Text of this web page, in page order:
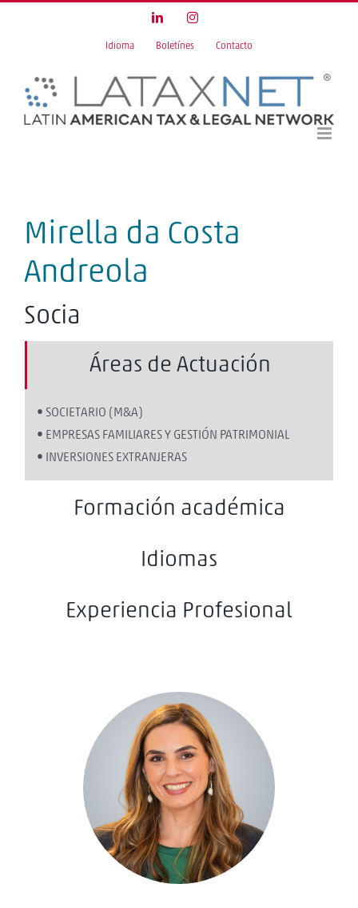
LinkedInInstagram
Idioma Boletínes Contacto
Mirella da Costa
Andreola
Socia
Áreas de Actuación
• SOCIETARIO (M&A)
• EMPRESAS FAMILIARES Y GESTIÓN PATRIMONIAL
• INVERSIONES EXTRANJERAS
Formación académica
Idiomas
Experiencia Profesional